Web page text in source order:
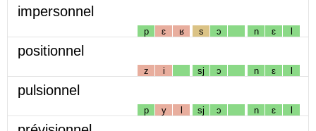
impersonnel
p ɛ ʁ s ɔ n ɛ l
positionnel
z i sj ɔ n ɛ l
pulsionnel
p y l sj ɔ n ɛ l